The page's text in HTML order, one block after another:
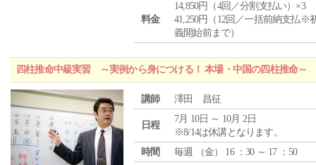
料金
14,850円（4回／分割支払い）×3
41,250円（12回／一括前納支払※
義開始前まで）
四柱推命中級実習 ～実例から身につける！ 本場・中国の四柱推命～
講師 澤田 昌征
日程
7月 10日 ～ 10月 2日
※8/14は休講となります。
時間
毎週 （金） 16 ：30 ～ 17 ：50